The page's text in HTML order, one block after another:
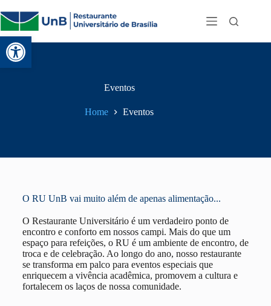
Abrir a barra de ferramentas
Eventos
Home Eventos
O RU UnB vai muito além de apenas alimentação...
O Restaurante Universitário é um verdadeiro ponto de
encontro e conforto em nossos campi. Mais do que um
espaço para refeições, o RU é um ambiente de encontro, de
troca e de celebração. Ao longo do ano, nosso restaurante
se transforma em palco para eventos especiais que
enriquecem a vivência acadêmica, promovem a cultura e
fortalecem os laços de nossa comunidade.